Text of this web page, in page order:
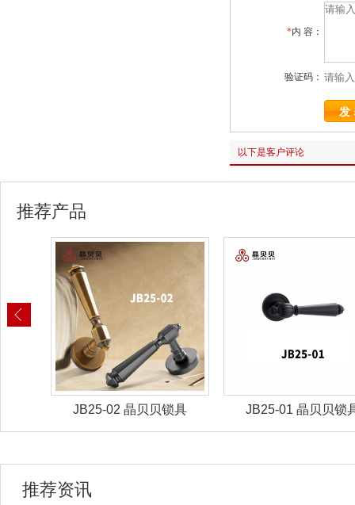
*内 容：
验证码：
以下是客户评论
推荐产品
JB25-02 晶贝贝锁具 JB25-01 晶贝贝锁
推荐资讯